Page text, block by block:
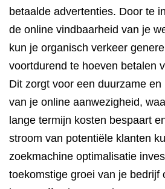
betaalde advertenties. Door te
de online vindbaarheid van je
kun je organisch verkeer
voortdurend te hoeven betalen
Dit zorgt voor een duurzame
van je online aanwezigheid,
lange termijn kosten bespaart
stroom van potentiële klanten
zoekmachine optimalisatie
toekomstige groei van je bedrijf